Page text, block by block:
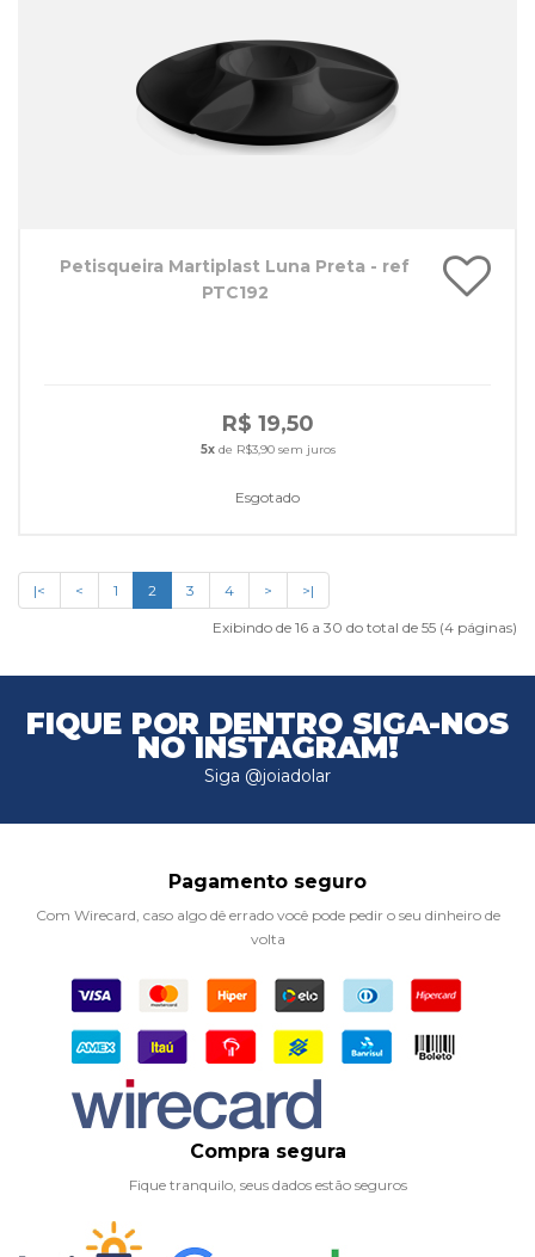
Petisqueira Martiplast Luna Preta - ref
PTC192
R$ 19,50
5xde R$3,90 sem juros
Esgotado
|< < 1 2 3 4 > >|
Exibindo de 16 a 30 do total de 55 (4 páginas)
FIQUE POR DENTRO SIGA-NOS
NO INSTAGRAM!
Siga @joiadolar
Pagamento seguro
Com Wirecard, caso algo dê errado você pode pedir o seu dinheiro de
volta
Compra segura
Fique tranquilo, seus dados estão seguros